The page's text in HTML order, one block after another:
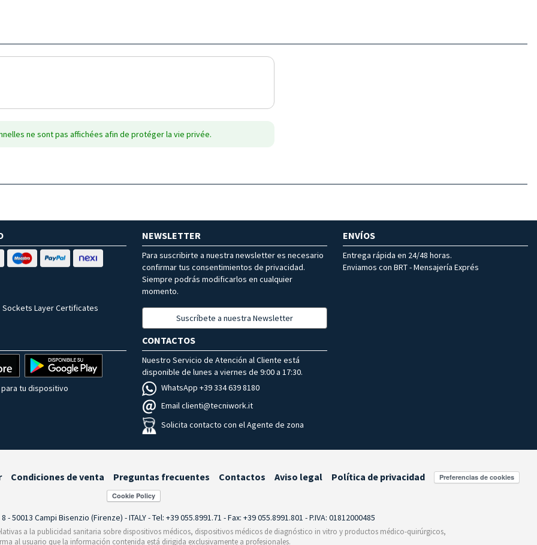
ne sont pas affichées afin de protéger la vie privée.
Sockets Layer Certificates
NEWSLETTER
Para suscribirte a nuestra newsletter es necesario
confirmar tus consentimientos de privacidad.
Siempre podrás modificarlos en cualquier
momento.
Suscríbete a nuestra Newsletter
ENVÍOS
Entrega rápida en 24/48 horas.
Enviamos con BRT - Mensajería Exprés
tu dispositivo
CONTACTOS
Nuestro Servicio de Atención al Cliente está
disponible de lunes a viernes de 9:00 a 17:30.
WhatsApp +39 334 639 8180
Email clienti@tecniwork.it
Solicita contacto con el Agente de zona
Condiciones de venta Preguntas frecuentes Contactos Aviso legal Política de privacidad Preferencias de cookies
- 50013 Campi Bisenzio (Firenze) - ITALY - Tel: +39 055.8991.71 - Fax: +39 055.8991.801 - P.IVA: 01812000485
a la publicidad sanitaria sobre dispositivos médicos, dispositivos médicos de diagnóstico in vitro y productos médico-quirúrgicos,
al usuario que la información contenida está dirigida exclusivamente a profesionales.